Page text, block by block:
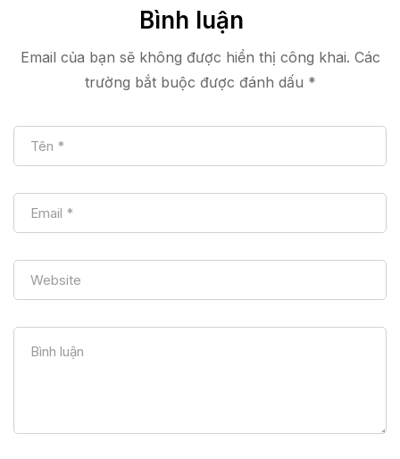
Minolta Accurio
UV
Bình luận
Email của bạn sẽ không được hiển thị công khai. Các
trường bắt buộc được đánh dấu *